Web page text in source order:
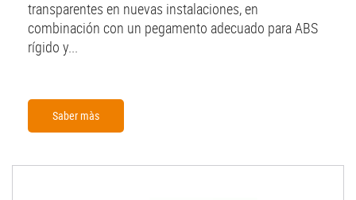
transparentes en nuevas instalaciones, en
combinación con un pegamento adecuado para ABS
rígido y...
Saber màs